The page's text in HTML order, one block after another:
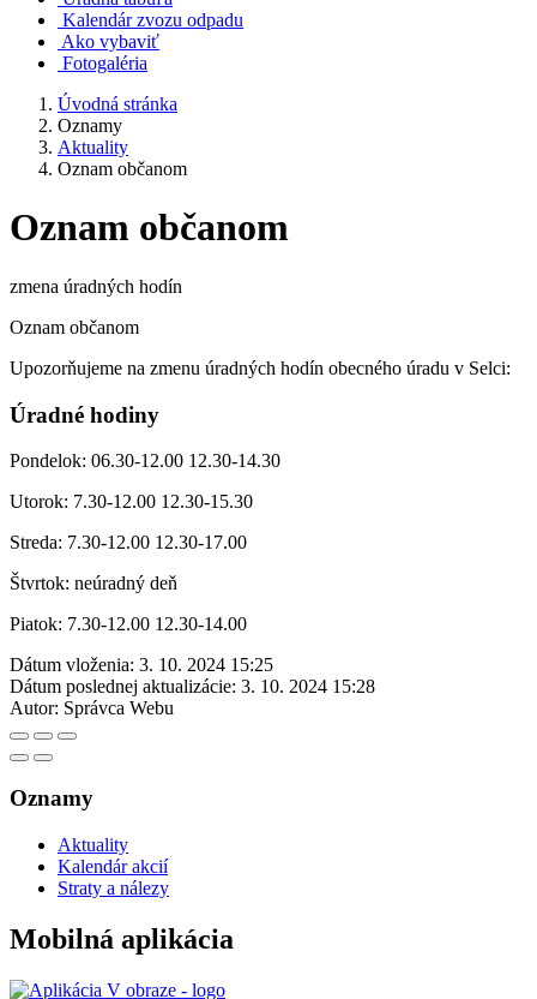
Kalendár zvozu odpadu
Ako vybaviť
Fotogaléria
Úvodná stránka
Oznamy
Aktuality
Oznam občanom
Oznam občanom
zmena úradných hodín
Oznam občanom
Upozorňujeme na zmenu úradných hodín obecného úradu v Selci:
Úradné hodiny
Pondelok: 06.30-12.00 12.30-14.30
Utorok: 7.30-12.00 12.30-15.30
Streda: 7.30-12.00 12.30-17.00
Štvrtok: neúradný deň
Piatok: 7.30-12.00 12.30-14.00
Dátum vloženia: 3. 10. 2024 15:25
Dátum poslednej aktualizácie: 3. 10. 2024 15:28
Autor: Správca Webu
Oznamy
Aktuality
Kalendár akcií
Straty a nálezy
Mobilná aplikácia